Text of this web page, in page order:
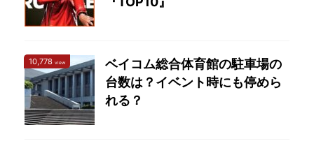
10,778 view
ベイコム総合体育館の駐車場の
台数は？イベント時にも停めら
れる？